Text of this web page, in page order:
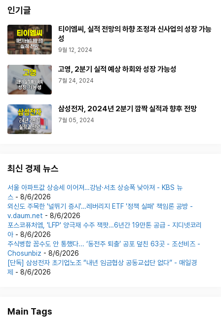
인기글
티이엠씨, 실적 전망의 하향 조정과 신사업의 성장 가능
성
9월 12, 2024
고영, 2분기 실적 예상 하회와 성장 가능성
7월 24, 2024
삼성전자, 2024년 2분기 깜짝 실적과 향후 전망
7월 05, 2024
최신 경제 뉴스
서울 아파트값 상승세 이어져…강남·서초 상승폭 낮아져 - KBS 뉴
스 - 8/6/2026
외신도 주목한 '널뛰기 증시'…레버리지 ETF '정책 실패' 책임론 공방 -
v.daum.net - 8/6/2026
포스코퓨처엠, 'LFP' 양극재 수주 잭팟…6년간 19만톤 공급 - 지디넷코리
아 - 8/6/2026
주식병합 꼼수도 안 통했다... ‘동전주 퇴출’ 공포 덮친 63곳 - 조선비즈 -
Chosunbiz - 8/6/2026
[단독] 삼성전자 초기업노조 “내년 임금협상 공동교섭단 없다” - 매일경
제 - 8/6/2026
Main Tags